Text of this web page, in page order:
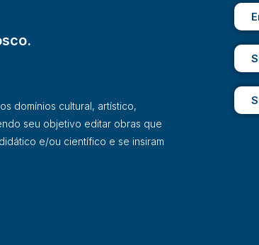
domínios cultural, artístico,
seu objetivo editar obras que
e/ou científico e se insiram